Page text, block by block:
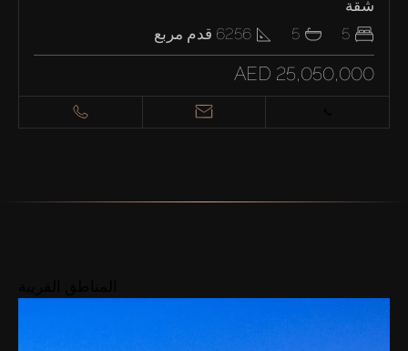
شقة
5
5
6256 قدم مربع
AED 25,050,000